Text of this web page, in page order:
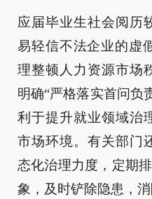
应届毕业生社会阅历
易轻信不法企业的虚
理整顿人力资源市场
明确“严格落实首问负
利于提升就业领域治
市场环境。有关部门
态化治理力度，定期
象，及时铲除隐患，